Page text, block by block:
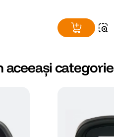
aceeași categorie